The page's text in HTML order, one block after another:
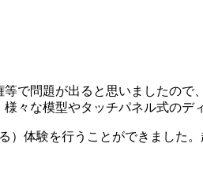
で問題が出ると思いましたので
々な模型やタッチパネル式のデ
体験を行うことができました